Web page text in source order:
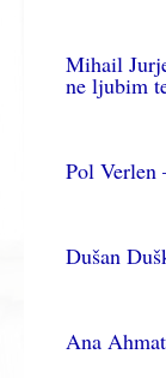
Mihail
ne ljubim
Pol
Dušan
Ana